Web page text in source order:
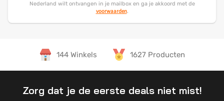
Nederland wilt ontvangen in je mailbox en ga je akkoord met de
voorwaarden.
144 Winkels 1627 Producten
Zorg dat je de eerste deals niet mist!